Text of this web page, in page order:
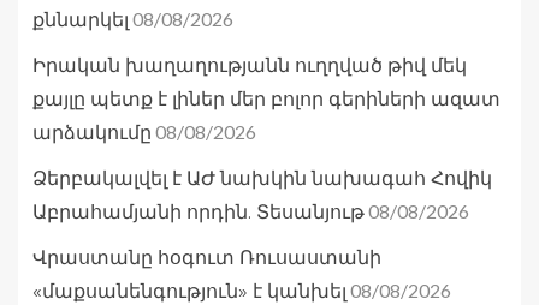
քննարկել 08/08/2026
Իրական խաղաղությանն ուղղված թիվ մեկ
քայլը պետք է լիներ մեր բոլոր գերիների ազատ
արձակումը 08/08/2026
Ձերբակալվել է ԱԺ նախկին նախագահ Հովիկ
Աբրահամյանի որդին. Տեսանյութ08/08/2026
Վրաստանը հօգուտ Ռուսաստանի
«մաքսանենգություն» է կանխել 08/08/2026